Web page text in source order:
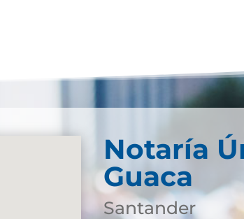
Notaría
Guaca
Santander